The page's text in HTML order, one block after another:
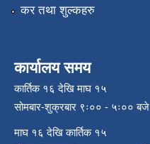
कर तथा शुल्कहरु
कार्यालय समय
कार्तिक १६ देखि माघ १५
सोमबार-शुक्रबार ९ः०० - ५ः०० बजे
माघ १६ देखि कार्तिक १५